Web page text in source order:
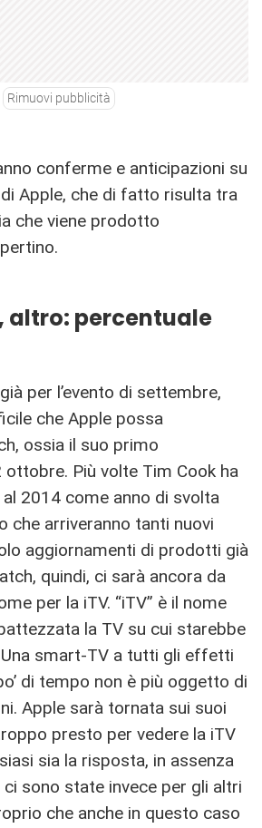
Rimuovi pubblicità
conferme e anticipazioni su
Apple, che di fatto risulta tra
che viene prodotto
altro: percentuale
per l’evento di settembre,
che Apple possa
ossia il suo primo
Più volte Tim Cook ha
2014 come anno di svolta
che arriveranno tanti nuovi
aggiornamenti di prodotti già
quindi, ci sarà ancora da
per la iTV. “iTV” è il nome
la TV su cui starebbe
smart-TV a tutti gli effetti
di tempo non è più oggetto di
Apple sarà tornata sui suoi
presto per vedere la iTV
sia la risposta, in assenza
sono state invece per gli altri
che anche in questo caso